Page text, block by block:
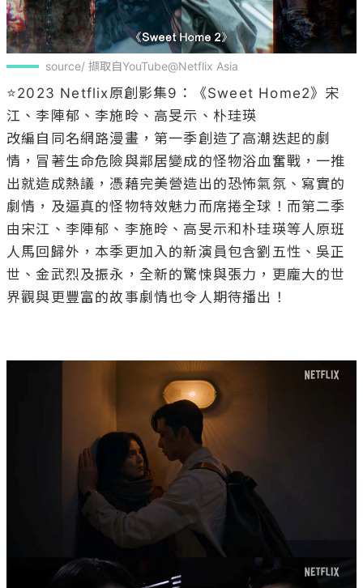
改編自同名網路漫畫，第一季創造了高潮迭起的劇
情，冒著生命危險與鄰居變成的怪物浴血奮戰，一推
出就造成熱議，憑藉完美營造出的恐怖氣氛、寫實的
劇情，及逼真的怪物特效魅力而席捲全球！而第二季
由宋江、李陣郁、李施昤、高旻示和朴珪瑛等人原班
人馬回歸外，本季更加入的新演員包含劉五性、吳正
世、金武烈及振永，全新的驚悚與張力，更龐大的世
界觀與更豐富的故事劇情也令人期待播出！